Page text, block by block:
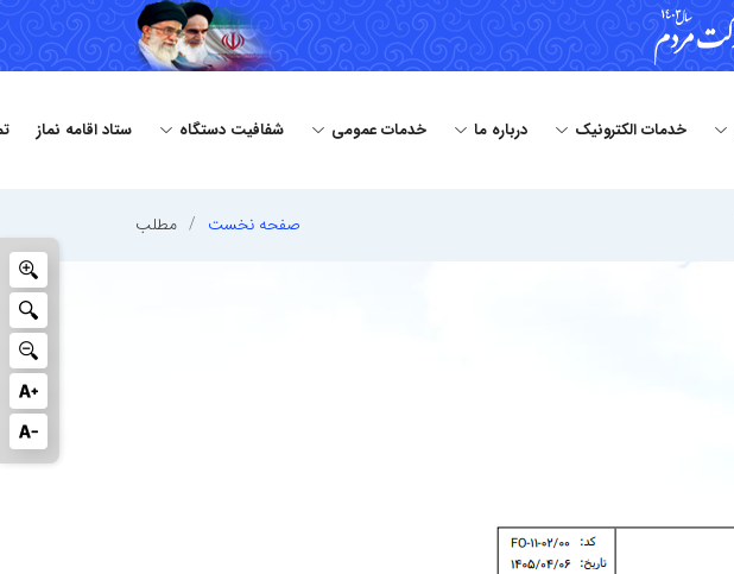
خدمات الکترونیک درباره ما خدمات عمومی شفافیت دستگاه ستاد اقامه نماز
صفحه نخست مطلب